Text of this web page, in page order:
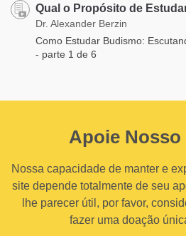
Qual o Propósito de
Dr. Alexander Berzin
Como Estudar Budismo:
- parte 1 de 6
Apoie
Nossa capacidade de manter e
site depende totalmente de seu
lhe parecer útil, por favor,
fazer uma doação